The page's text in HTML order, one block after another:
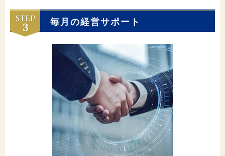
毎月の経営サポート